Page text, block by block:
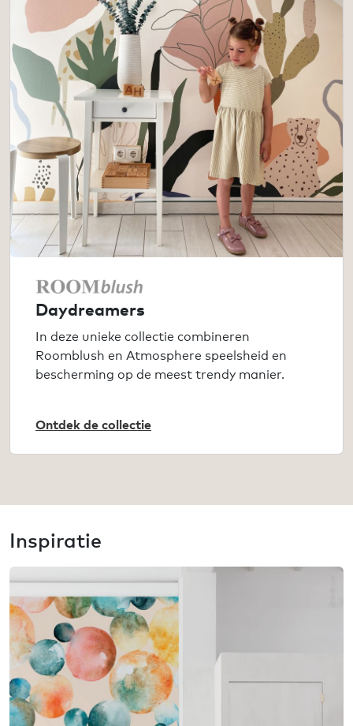
Daydreamers
In deze unieke collectie combineren
Roomblush en Atmosphere speelsheid en
bescherming op de meest trendy manier.
Ontdek de collectie
Inspiratie